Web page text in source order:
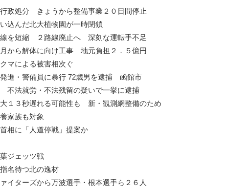
政処分 きょうから整備事業２０日間停止
込んだ北大植物園が一時閉鎖
を短縮 ２路線廃止へ 深刻な運転手不足
から解体に向け工事 地元負担２．５億円
マによる被害相次ぐ
進・警備員に暴行 72歳男を逮捕 函館市
不法就労・不法残留の疑いで一挙に逮捕
１３秒遅れる可能性も 新・観測網整備のため
家族も対象
相に「人道停戦」提案か
ジェッツ戦
名待つ北の逸材
ターズから万波選手・根本選手ら２６人